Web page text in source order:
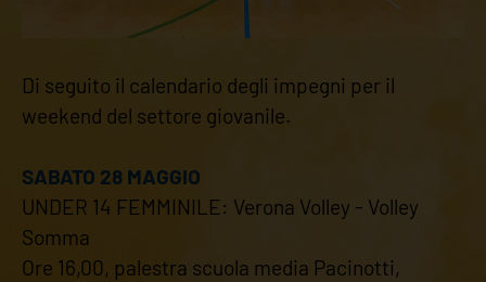
Di seguito il calendario degli impegni per il
weekend del settore giovanile.
SABATO 28 MAGGIO
UNDER 14 FEMMINILE: Verona Volley - Volley
Somma
Ore 16,00, palestra scuola media Pacinotti,